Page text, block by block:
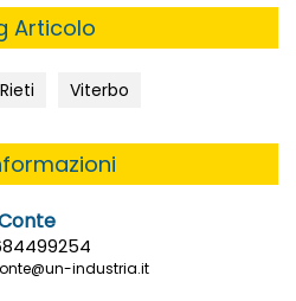
Articolo
Rieti Viterbo
industria.it